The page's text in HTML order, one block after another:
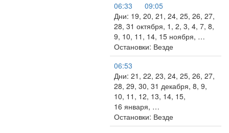
06:33
09:05
Дни: 19, 20, 21, 24, 25, 26, 27,
28, 31 октября, 1, 2, 3, 4, 7, 8,
9, 10, 11, 14, 15 ноября, …
Остановки: Везде
06:53
Дни: 21, 22, 23, 24, 25, 26, 27,
28, 29, 30, 31 декабря, 8, 9,
10, 11, 12, 13, 14, 15,
16 января, …
Остановки: Везде